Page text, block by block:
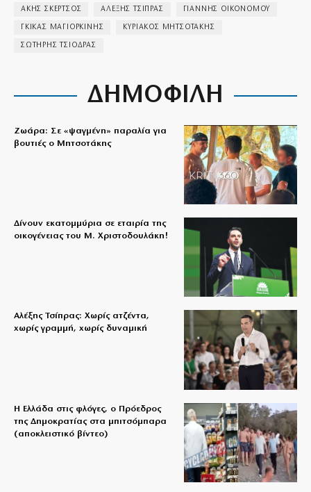
ΑΚΗΣ ΣΚΕΡΤΣΟΣ ΑΛΕΞΗΣ ΤΣΙΠΡΑΣ ΓΙΑΝΝΗΣ ΟΙΚΟΝΟΜΟΥ
ΓΚΙΚΑΣ ΜΑΓΙΟΡΚΙΝΗΣ ΚΥΡΙΑΚΟΣ ΜΗΤΣΟΤΑΚΗΣ
ΣΩΤΗΡΗΣ ΤΣΙΟΔΡΑΣ
ΔΗΜΟΦΙΛΗ
Ζωάρα: Σε «ψαγμένη» παραλία για
βουτιές ο Μητσοτάκης
Δίνουν εκατομμύρια σε εταιρία της
οικογένειας του Μ. Χριστοδουλάκη!
Αλέξης Τσίπρας: Χωρίς ατζέντα,
χωρίς γραμμή, χωρίς δυναμική
Η Ελλάδα στις φλόγες, ο Πρόεδρος
της Δημοκρατίας στα μπιτσόμπαρα
(αποκλειστικό βίντεο)